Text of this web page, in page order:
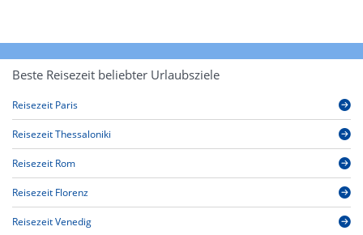
Beste Reisezeit beliebter Urlaubsziele
Reisezeit Paris
Reisezeit Thessaloniki
Reisezeit Rom
Reisezeit Florenz
Reisezeit Venedig